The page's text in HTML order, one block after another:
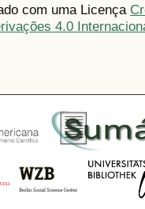
com uma Licença
4.0